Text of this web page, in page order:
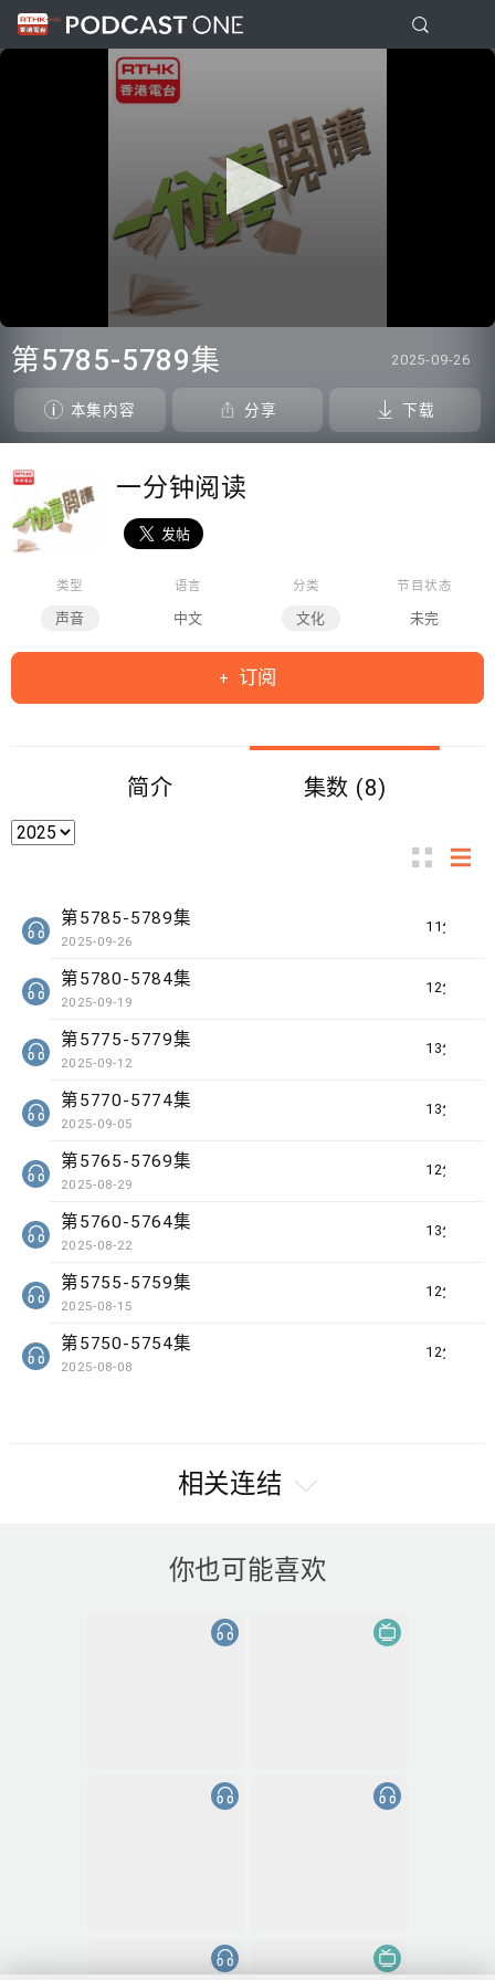
seconds
of
minutes,
20
seconds
第5785-5789集 2025-09-26
本集内容 分享 下载
一分钟阅读
类型
声音
语言
中文
分类
文化
节目状态
未完
订阅
简介 集数 (8)
11分钟
第5785-5789集
2025-09-26
12分钟
第5780-5784集
2025-09-19
13分钟
第5775-5779集
2025-09-12
13分钟
第5770-5774集
2025-09-05
12分钟
第5765-5769集
2025-08-29
13分钟
第5760-5764集
2025-08-22
12分钟
第5755-5759集
2025-08-15
12分钟
第5750-5754集
2025-08-08
相关连结
你也可能喜欢